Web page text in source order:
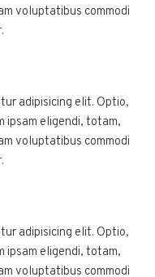
voluptatibus commodi
adipisicing elit. Optio,
ipsam eligendi, totam,
voluptatibus commodi
adipisicing elit. Optio,
ipsam eligendi, totam,
voluptatibus commodi